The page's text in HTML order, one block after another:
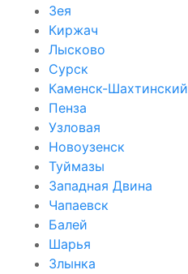
Зея
Киржач
Лысково
Сурск
Каменск-Шахтинский
Пенза
Узловая
Новоузенск
Туймазы
Западная Двина
Чапаевск
Балей
Шарья
Злынка